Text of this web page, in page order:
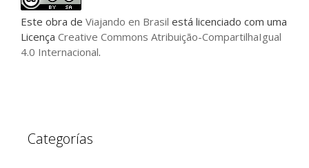
Este obra de Viajando en Brasil está licenciado com uma
Licença Creative Commons Atribuição-CompartilhaIgual
4.0 Internacional.
Categorías